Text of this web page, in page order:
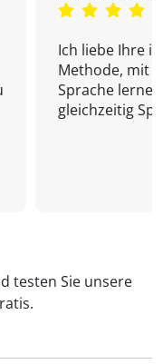
Ich liebe Ihre
Methode, mit
Sprache
gleichzeitig
testen Sie unsere